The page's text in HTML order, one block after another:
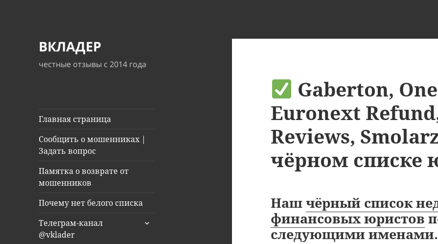
ВКЛАДЕР
честные отзывы с 2014 года
Главная страница
Сообщить о мошенниках |
Задать вопрос
Памятка о возврате от
мошенников
Почему нет белого списка
Телеграм-канал
@vklader
раскрыть
Gaberton,
Euronext
Reviews,
чёрном списке
Нашчёрный список
финансовых юристов
следующими именами.